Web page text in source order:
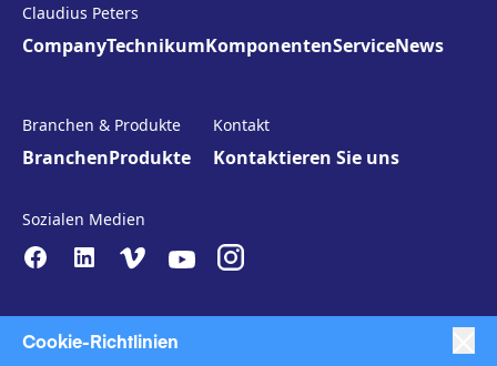
Cookie-Richtlinien
Claudius Peters
CompanyTechnikumKomponentenServiceNews
Branchen & Produkte
BranchenProdukte
Kontakt
Kontaktieren Sie uns
Sozialen Medien